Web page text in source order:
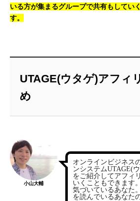
いる方が集まるグループで共有もしてい
す。
UTAGE(ウタゲ)アフィ
め
小山大輔
オンラインビジネス
ンシステムUTAGE(
をご紹介してアフィ
いくこともできます
気づいているあなた
を読んでいるあなた